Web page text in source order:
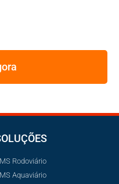
Rodoviário
Aquaviário